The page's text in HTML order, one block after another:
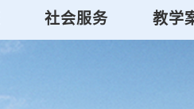
社会服务 教学